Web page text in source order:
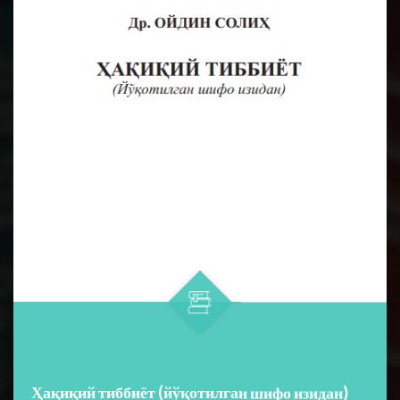
Ҳақиқий тиббиёт (йўқотилган шифо изидан)